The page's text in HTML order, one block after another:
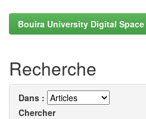
Bouira University Digital Space
Recherche
Dans :
Chercher